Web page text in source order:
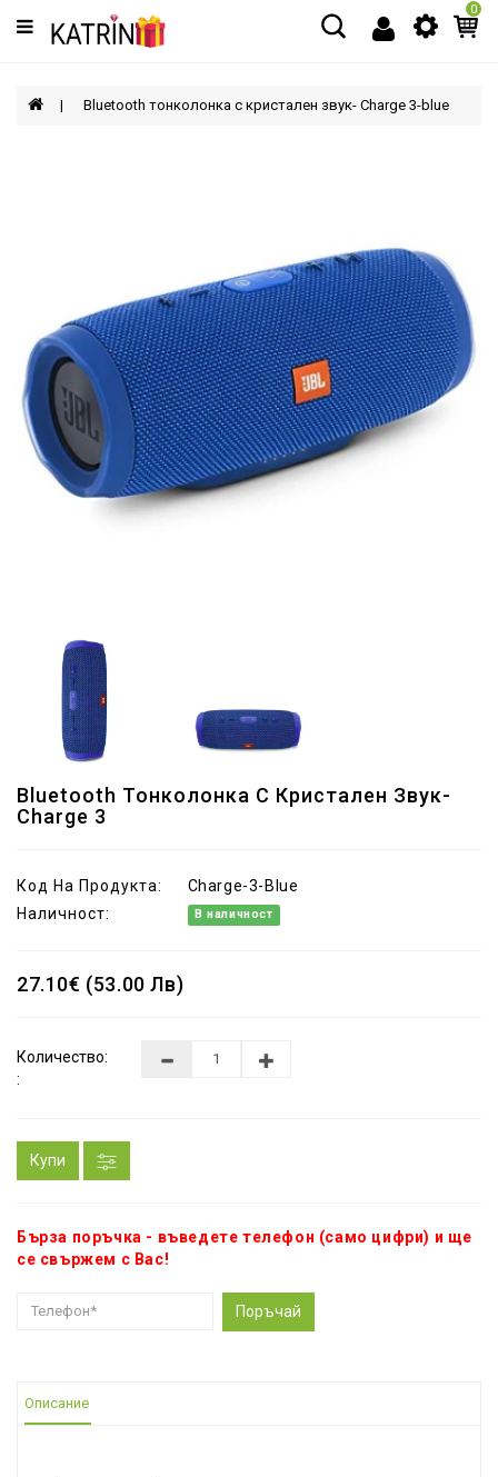
Категории
МЪЖЕ
0
Bluetooth тонколонка с кристален звук- Charge 3-blue
Bluetooth Тонколонка С Кристален Звук-
Charge 3
Код На Продукта:
Charge-3-Blue
Наличност:
В наличност
27.10€ (53.00 Лв)
Количество:
:
Купи
Бърза поръчка - въведете телефон (само цифри) и ще
се свържем с Вас!
Поръчай
Описание